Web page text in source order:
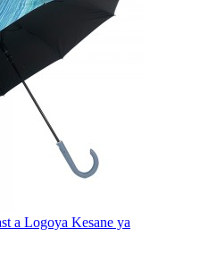
a Logoya Kesane ya